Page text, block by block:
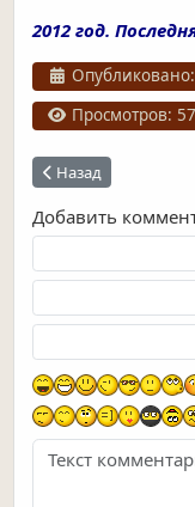
2012 год.
Информация о
Просмотров:
Предыдущий:
Назад
Добавить